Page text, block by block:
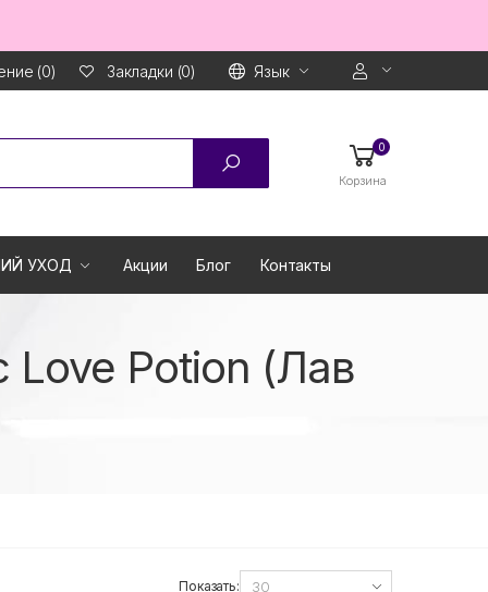
(0) Закладки (0) Язык
0
Корзина
УХОД Акции Блог Контакты
Love Potion (Лав
Показать: